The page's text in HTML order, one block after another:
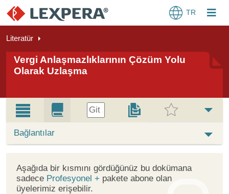
TR
Literatür
Vergi Anlaşmazlıklarının Çözüm Yolu
Olarak Uzlaşma
Git
Bağlantılar
Aşağıda bir kısmını gördüğünüz bu dokümana
sadece Profesyonel + pakete abone olan
üyelerimiz erişebilir.